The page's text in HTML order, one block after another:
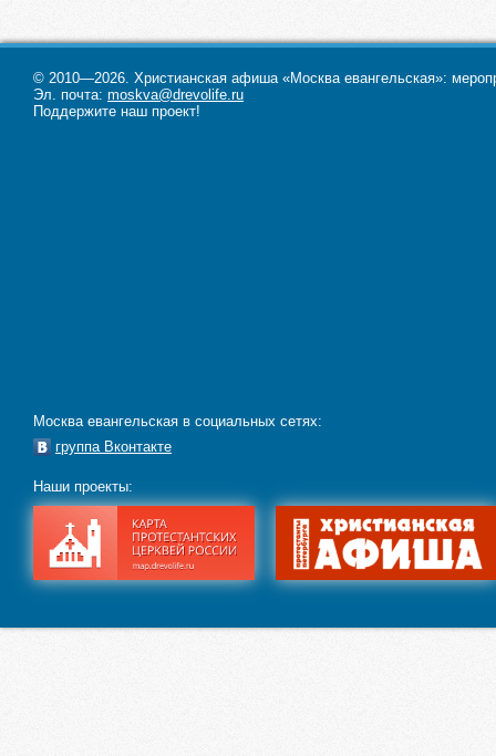
© 2010—2026. Христианская афиша «Москва евангельская»:
Эл. почта: moskva@drevolife.ru
Поддержите наш проект!
Москва евангельская в социальных сетях:
группа Вконтакте
Наши проекты: